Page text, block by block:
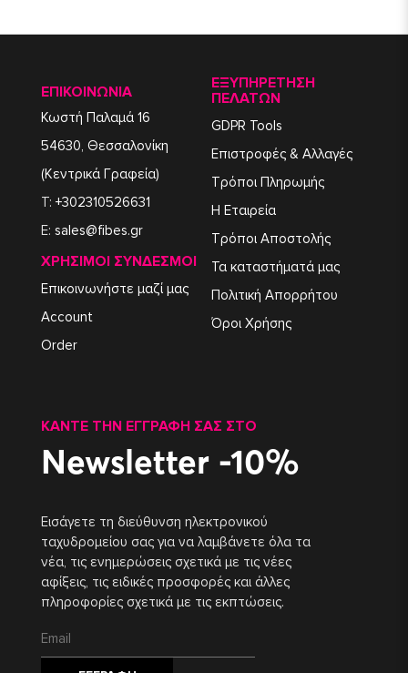
ΕΠΙΚΟΙΝΩΝΙΑ
Κωστή Παλαμά 16
54630, Θεσσαλονίκη
(Κεντρικά Γραφεία)
T: +302310526631
E: sales@fibes.gr
ΧΡΉΣΙΜΟΙ ΣΎΝΔΕΣΜΟΙ
Επικοινωνήστε μαζί μας
Account
Order
ΕΞΥΠΗΡΈΤΗΣΗ
ΠΕΛΑΤΏΝ
GDPR Tools
Επιστροφές & Αλλαγές
Τρόποι Πληρωμής
Η Εταιρεία
Τρόποι Αποστολής
Τα καταστήματά μας
Πολιτική Απορρήτου
Όροι Χρήσης
ΚΆΝΤΕ ΤΗΝ ΕΓΓΡΑΦΉ ΣΑΣ ΣΤΟ
Newsletter -10%
Εισάγετε τη διεύθυνση ηλεκτρονικού
ταχυδρομείου σας για να λαμβάνετε όλα τα
νέα, τις ενημερώσεις σχετικά με τις νέες
αφίξεις, τις ειδικές προσφορές και άλλες
πληροφορίες σχετικά με τις εκπτώσεις.